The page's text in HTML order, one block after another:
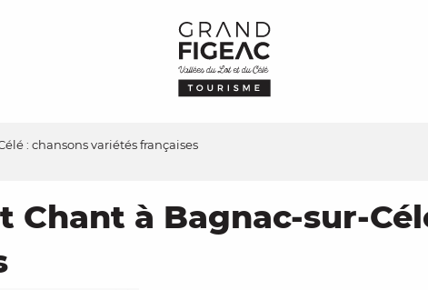
: chansons variétés françaises
Chant à Bagnac-sur-